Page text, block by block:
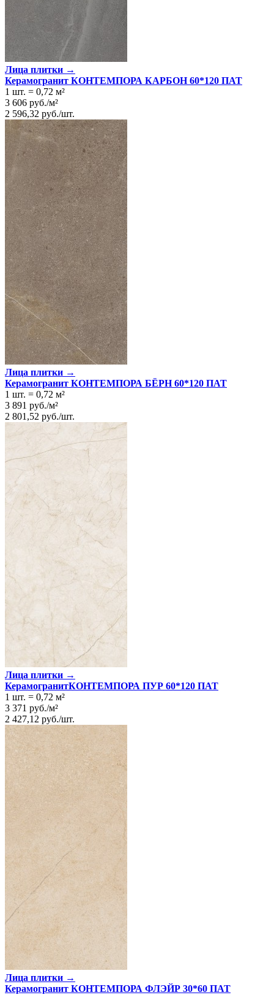
Лица плитки →
Керамогранит КОНТЕМПОРА КАРБОН 60*120 ПАТ
1 шт. = 0,72 м²
3 606 руб./м²
2 596,32 руб./шт.
Лица плитки →
Керамогранит КОНТЕМПОРА БЁРН 60*120 ПАТ
1 шт. = 0,72 м²
3 891 руб./м²
2 801,52 руб./шт.
Лица плитки →
КерамогранитКОНТЕМПОРА ПУР 60*120 ПАТ
1 шт. = 0,72 м²
3 371 руб./м²
2 427,12 руб./шт.
Лица плитки →
Керамогранит КОНТЕМПОРА ФЛЭЙР 30*60 ПАТ